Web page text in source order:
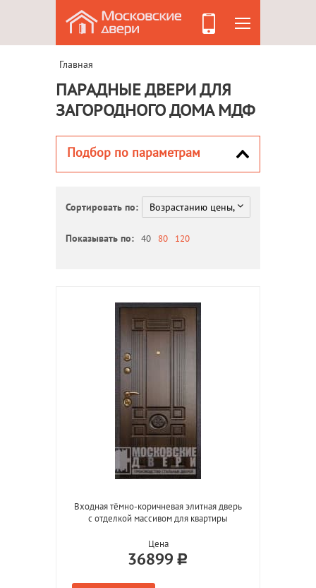
Главная
ПАРАДНЫЕ ДВЕРИ ДЛЯ
ЗАГОРОДНОГО ДОМА МДФ
Подбор по параметрам
Сортировать по:
Показывать по: 40 80 120
Входная тёмно-коричневая элитная дверь
с отделкой массивом для квартиры
Цена
36899